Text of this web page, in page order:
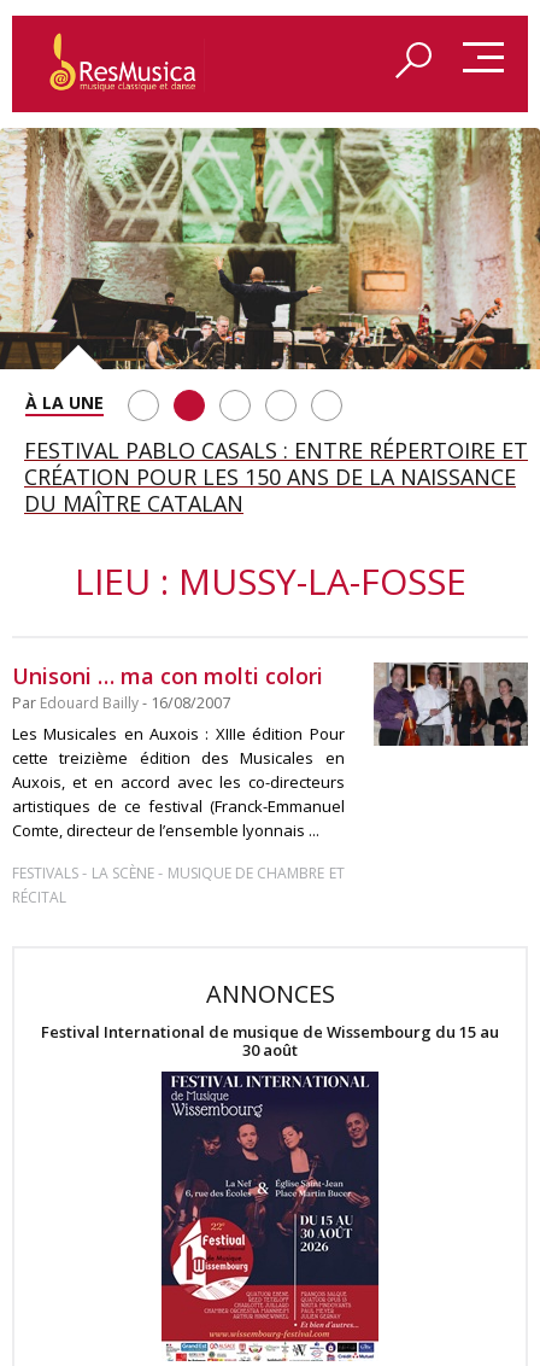
SAINT FRANÇOIS D’ASSISE À SALZBOURG, UNE
SOIRÉE IMMENSE PORTÉE PAR ROMEO
CASTELLUCCI ET MAXIME PASCAL
FESTIVAL PABLO CASALS : ENTRE RÉPERTOIRE ET
CRÉATION POUR LES 150 ANS DE LA NAISSANCE
DU MAÎTRE CATALAN
A BAYREUTH, LE 150E ANNIVERSAIRE DU RING
WAGNÉRIEN GÉNÉRÉ PAR L’IA
BETSY JOLAS FÊTE SON CENTIÈME
ANNIVERSAIRE
GEORGE BENJAMIN : « MES PARENTS AVAIENT
CETTE EXIGENCE DE L’OBJET CISELÉ »
LIEU : MUSSY-LA-FOSSE
Unisoni … ma con molti colori
Par Edouard Bailly- 16/08/2007
Les Musicales en Auxois : XIIIe édition Pour
cette treizième édition des Musicales en
Auxois, et en accord avec les co-directeurs
artistiques de ce festival (Franck-Emmanuel
Comte, directeur de l’ensemble lyonnais ...
FESTIVALS- LA SCÈNE- MUSIQUE DE CHAMBRE ET
RÉCITAL
ANNONCES
Festival International de musique de Wissembourg du 15 au
30 août